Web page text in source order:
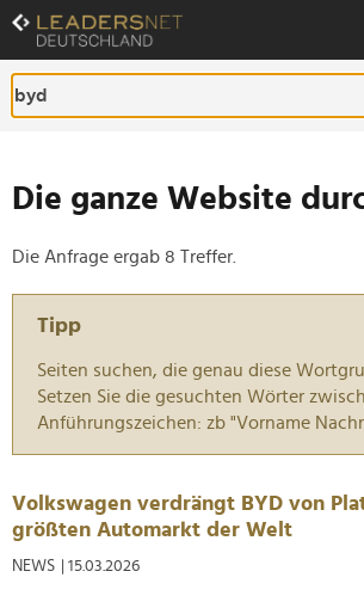
Zum
Inhalt
Zur
Fußzeilen-
Navigation
Die ganze Website
Die Anfrage ergab 8 Treffer.
Tipp
Seiten suchen, die genau diese
Setzen Sie die gesuchten Wörter
Anführungszeichen: zb "Vorname
Volkswagen verdrängt BYD von
größten Automarkt der Welt
NEWS | 15.03.2026